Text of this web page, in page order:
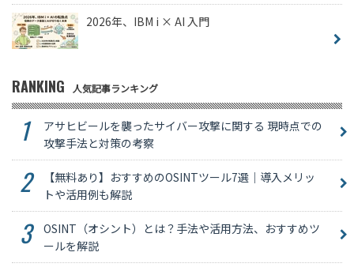
2026年、IBM i × AI 入門
RANKING 人気記事ランキング
アサヒビールを襲ったサイバー攻撃に関する 現時点での
攻撃手法と対策の考察
【無料あり】おすすめのOSINTツール7選｜導入メリッ
トや活用例も解説
OSINT（オシント）とは？手法や活用方法、おすすめツ
ールを解説